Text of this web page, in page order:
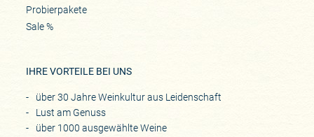
Probierpakete
Sale %
IHRE VORTEILE BEI UNS
über 30 Jahre Weinkultur aus Leidenschaft
Lust am Genuss
über 1000 ausgewählte Weine